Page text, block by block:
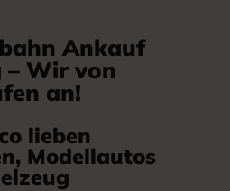
Ankauf
– Wir von
an!
lieben
Modellautos